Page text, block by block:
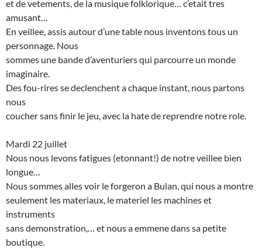
et de vetements, de la musique folklorique… c’etait tres
amusant…
En veillee, assis autour d’une table nous inventons tous un
personnage. Nous
sommes une bande d’aventuriers qui parcourre un monde
imaginaire.
Des fou-rires se declenchent a chaque instant, nous partons
nous
coucher sans finir le jeu, avec la hate de reprendre notre role.
Mardi 22 juillet
Nous nous levons fatigues (etonnant!) de notre veillee bien
longue…
Nous sommes alles voir le forgeron a Bulan, qui nous a montre
seulement les materiaux, le materiel les machines et
instruments
sans demonstration,… et nous a emmene dans sa petite
boutique.